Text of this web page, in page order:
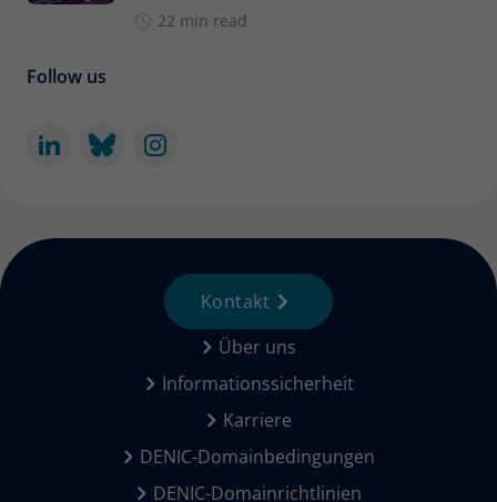
22 min read
Follow us
Über uns
Informationssicherheit
Karriere
DENIC-Domainbedingungen
DENIC-Domainrichtlinien
Kontakt